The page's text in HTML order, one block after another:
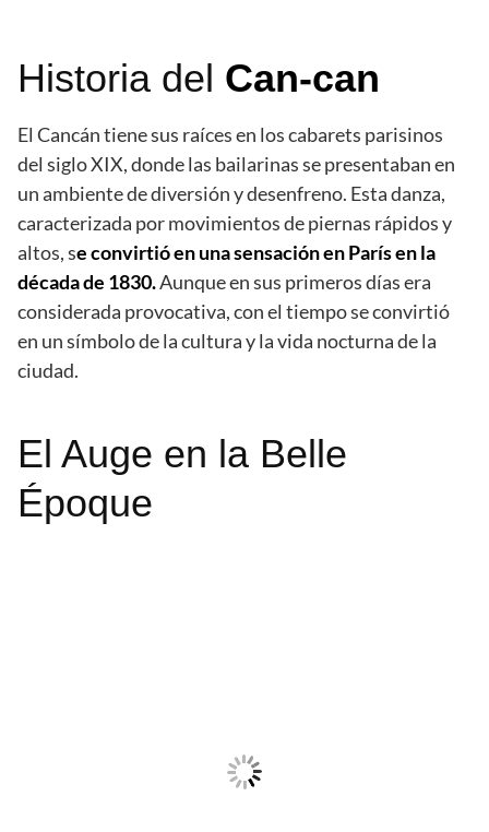
Historia del Can-can
El Cancán tiene sus raíces en los cabarets parisinos
del siglo XIX, donde las bailarinas se presentaban en
un ambiente de diversión y desenfreno. Esta danza,
caracterizada por movimientos de piernas rápidos y
altos, se convirtió en una sensación en París en la
década de 1830.Aunque en sus primeros días era
considerada provocativa, con el tiempo se convirtió
en un símbolo de la cultura y la vida nocturna de la
ciudad.
El Auge en la Belle
Époque